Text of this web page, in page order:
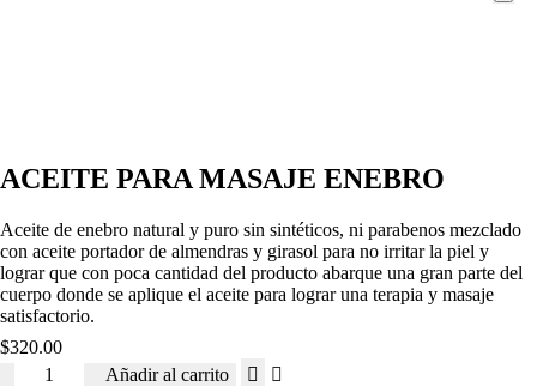
ACEITE PARA MASAJE ENEBRO
Aceite de enebro natural y puro sin sintéticos, ni parabenos mezclado
con aceite portador de almendras y girasol para no irritar la piel y
lograr que con poca cantidad del producto abarque una gran parte del
cuerpo donde se aplique el aceite para lograr una terapia y masaje
satisfactorio.
$320.00
Añadir al carrito